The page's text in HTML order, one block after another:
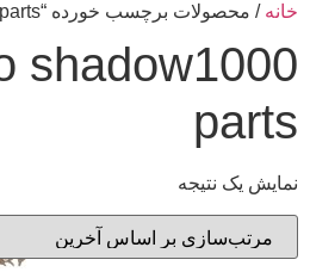
خانه / محصولات برچسب خورده “gamo shadow1000 parts”
shadow1000
parts
نمایش یک نتیجه